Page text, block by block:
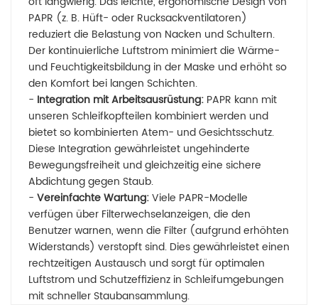
PAPR (z. B. Hüft- oder Rucksackventilatoren)
reduziert die Belastung von Nacken und Schultern.
Der kontinuierliche Luftstrom minimiert die Wärme-
und Feuchtigkeitsbildung in der Maske und erhöht so
den Komfort bei langen Schichten.
- Integration mit Arbeitsausrüstung: PAPR kann mit
unseren Schleifkopfteilen kombiniert werden und
bietet so kombinierten Atem- und Gesichtsschutz.
Diese Integration gewährleistet ungehinderte
Bewegungsfreiheit und gleichzeitig eine sichere
Abdichtung gegen Staub.
- Vereinfachte Wartung:Viele PAPR-Modelle
verfügen über Filterwechselanzeigen, die den
Benutzer warnen, wenn die Filter (aufgrund erhöhten
Widerstands) verstopft sind. Dies gewährleistet einen
rechtzeitigen Austausch und sorgt für optimalen
Luftstrom und Schutzeffizienz in Schleifumgebungen
mit schneller Staubansammlung.